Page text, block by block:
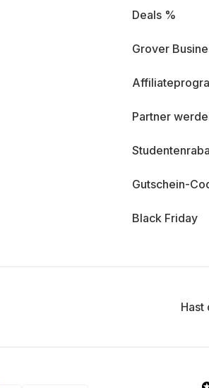
Deals %
Grover
Partner
Gutschein-
Black Friday
Hast